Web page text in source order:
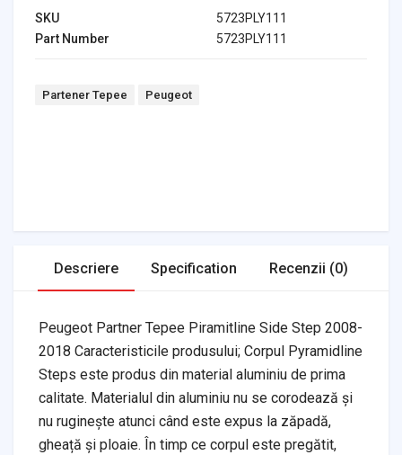
SKU
5723PLY111
Part Number
5723PLY111
Tags:
Partener Tepee Peugeot
Descriere Specification Recenzii (0)
Peugeot Partner Tepee Piramitline Side Step 2008-
2018 Caracteristicile produsului; Corpul Pyramidline
Steps este produs din material aluminiu de prima
calitate. Materialul din aluminiu nu se corodează și
nu ruginește atunci când este expus la zăpadă,
gheață și ploaie. În timp ce corpul este pregătit,